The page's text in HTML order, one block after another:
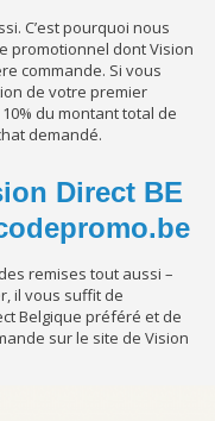
C’est pourquoi nous
promotionnel dont Vision
commande. Si vous
de votre premier
du montant total de
demandé.
Direct BE
remises tout aussi –
il vous suffit de
Belgique préféré et de
sur le site de Vision